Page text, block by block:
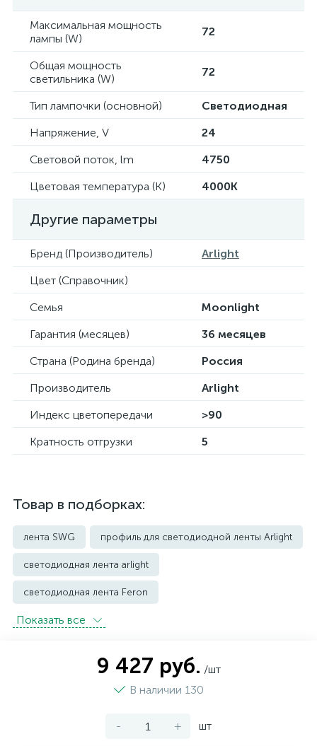
Максимальная мощность
лампы (W)
72
Общая мощность
светильника (W)
72
Тип лампочки (основной)
Светодиодная
Напряжение, V
24
Световой поток, lm
4750
Цветовая температура (К)
4000K
Другие параметры
Бренд (Производитель)
Arlight
Цвет (Справочник)
Семья
Moonlight
Гарантия (месяцев)
36 месяцев
Страна (Родина бренда)
Россия
Производитель
Arlight
Индекс цветопередачи
>90
Кратность отгрузки
5
Товар в подборках:
лента SWG профиль для светодиодной ленты Arlight
светодиодная лента arlight
светодиодная лента Feron
светодиодная лента SWG 24V
светодиодные ленты RGB
Показать всe
9 427 руб. /шт
В наличии 130
- + шт